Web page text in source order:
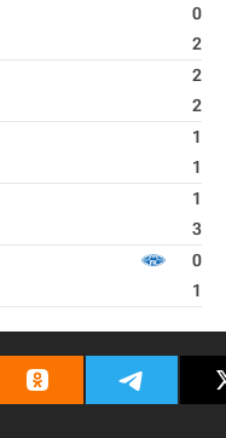
0
2
2
2
1
1
1
3
0
1